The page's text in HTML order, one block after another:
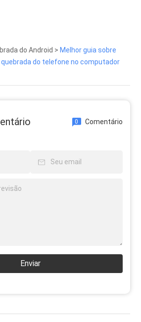
do Android > Melhor guia sobre
do telefone no computador
0 Comentário
Enviar